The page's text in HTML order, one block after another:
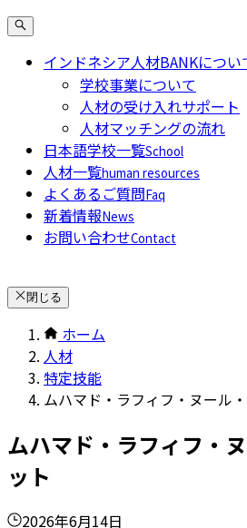
インドネシア人材BANKについ
学校事業について
人材の受け入れサポート
人材マッチングの流れ
日本語学校一覧School
人材一覧human resources
よくあるご質問Faq
新着情報News
お問い合わせContact
閉じる
ホーム
人材
特定技能
ムハマド・ラフィフ・ヌール
ムハマド・ラフィフ・
ット
2026年6月14日